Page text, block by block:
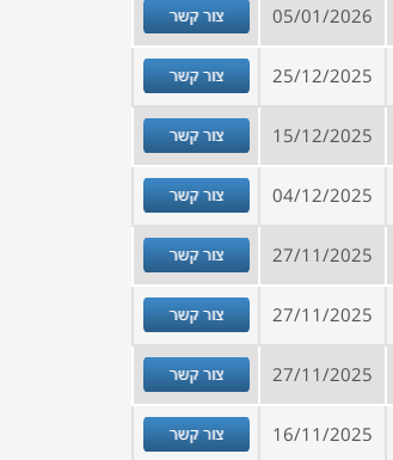
05/01/2026 צור קשר
25/12/2025 צור קשר
15/12/2025 צור קשר
04/12/2025 צור קשר
27/11/2025 צור קשר
27/11/2025 צור קשר
27/11/2025 צור קשר
16/11/2025 צור קשר